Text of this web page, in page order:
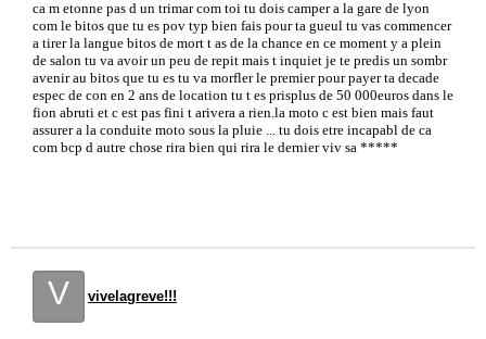
ca m etonne pas d un trimar com toi tu dois camper a la gare de lyon
com le bitos que tu es pov typ bien fais pour ta gueul tu vas commencer
a tirer la langue bitos de mort t as de la chance en ce moment y a plein
de salon tu va avoir un peu de repit mais t inquiet je te predis un sombr
avenir au bitos que tu es tu va morfler le premier pour payer ta decade
espec de con en 2 ans de location tu t es prisplus de 50 000euros dans le
fion abruti et c est pas fini t arivera a rien.la moto c est bien mais faut
assurer a la conduite moto sous la pluie ... tu dois etre incapabl de ca
com bcp d autre chose rira bien qui rira le dernier viv sa *****
V vivelagreve!!!